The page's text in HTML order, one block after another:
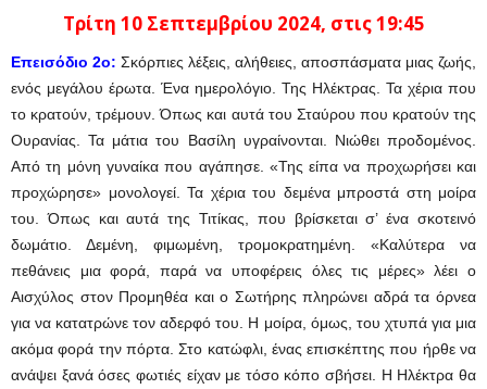
Τρίτη 10 Σεπτεμβρίου 2024, στις 19:45
Επεισόδιο 2ο: Σκόρπιες λέξεις, αλήθειες, αποσπάσματα μιας ζωής,
ενός μεγάλου έρωτα. Ένα ημερολόγιο. Της Ηλέκτρας. Τα χέρια που
το κρατούν, τρέμουν. Όπως και αυτά του Σταύρου που κρατούν της
Ουρανίας. Τα μάτια του Βασίλη υγραίνονται. Νιώθει προδομένος.
Από τη μόνη γυναίκα που αγάπησε. «Της είπα να προχωρήσει και
προχώρησε» μονολογεί. Τα χέρια του δεμένα μπροστά στη μοίρα
του. Όπως και αυτά της Τιτίκας, που βρίσκεται σ’ ένα σκοτεινό
δωμάτιο. Δεμένη, φιμωμένη, τρομοκρατημένη. «Καλύτερα να
πεθάνεις μια φορά, παρά να υποφέρεις όλες τις μέρες» λέει ο
Αισχύλος στον Προμηθέα και ο Σωτήρης πληρώνει αδρά τα όρνεα
για να κατατρώνε τον αδερφό του. Η μοίρα, όμως, του χτυπά για μια
ακόμα φορά την πόρτα. Στο κατώφλι, ένας επισκέπτης που ήρθε να
ανάψει ξανά όσες φωτιές είχαν με τόσο κόπο σβήσει. Η Ηλέκτρα θα